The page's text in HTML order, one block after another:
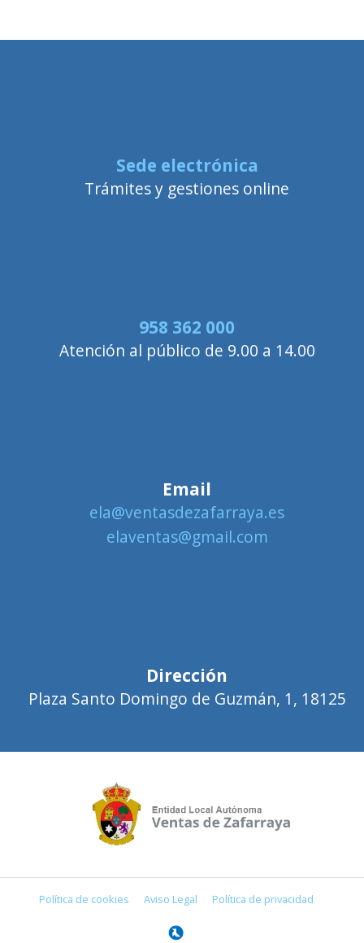
Sede electrónica
Trámites y gestiones online
958 362 000
Atención al público de 9.00 a 14.00
Email
ela@ventasdezafarraya.es
elaventas@gmail.com
Dirección
Plaza Santo Domingo de Guzmán, 1, 18125
Política de cookies Aviso Legal Política de privacidad